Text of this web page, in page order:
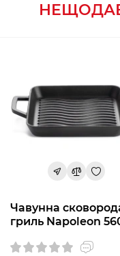
Чавунна
гриль Napoleon